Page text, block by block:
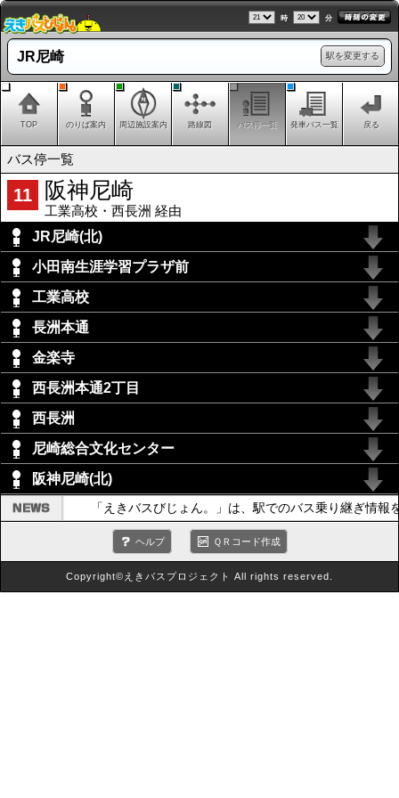
時 分
駅を変更する
JR尼崎
TOP のりば案内 周辺施設案内 路線図 バス停一覧 発車バス一覧 戻る
バス停一覧
11 阪神尼崎
工業高校・西長洲 経由
JR尼崎(北)
小田南生涯学習プラザ前
工業高校
長洲本通
金楽寺
西長洲本通2丁目
西長洲
尼崎総合文化センター
阪神尼崎(北)
「えきバスびじょん。」は、駅でのバス乗り継ぎ情
ヘルプ ＱＲコード作成
Copyright©えきバスプロジェクト All rights reserved.